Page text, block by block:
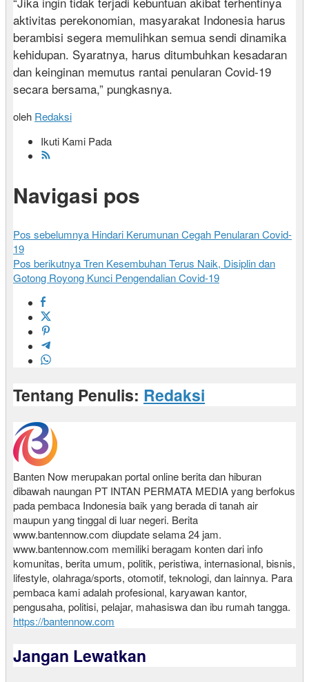
aktivitas perekonomian, masyarakat Indonesia harus
berambisi segera memulihkan semua sendi dinamika
kehidupan. Syaratnya, harus ditumbuhkan kesadaran
dan keinginan memutus rantai penularan Covid-19
secara bersama,” pungkasnya.
oleh Redaksi
Ikuti Kami Pada
Navigasi pos
Pos sebelumnya Hindari Kerumunan Cegah Penularan Covid-
19
Pos berikutnyaTren Kesembuhan Terus Naik, Disiplin dan
Gotong Royong Kunci Pengendalian Covid-19
Tentang Penulis: Redaksi
Banten Now merupakan portal online berita dan hiburan
dibawah naungan PT INTAN PERMATA MEDIA yang berfokus
pada pembaca Indonesia baik yang berada di tanah air
maupun yang tinggal di luar negeri. Berita
www.bantennow.com diupdate selama 24 jam.
www.bantennow.com memiliki beragam konten dari info
komunitas, berita umum, politik, peristiwa, internasional, bisnis,
lifestyle, olahraga/sports, otomotif, teknologi, dan lainnya. Para
pembaca kami adalah profesional, karyawan kantor,
pengusaha, politisi, pelajar, mahasiswa dan ibu rumah tangga.
https://bantennow.com
Jangan Lewatkan